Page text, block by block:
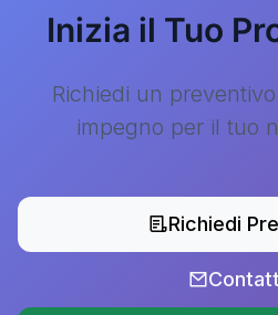
Inizia il Tuo
Richiedi un
impegno per il tuo
Richiedi